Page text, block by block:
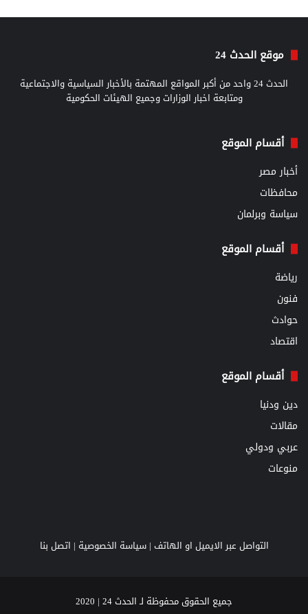
موقع الحدث 24
الحدث 24 واحد من أكبر المواقع المهتمة بالأخبار السياسية والاجتماعية
ومتابعة اخبار الوزارات وجميع الهيئات الحكومية
أقسام الموقع
أخبار مصر
محافظات
سياسة وبرلمان
أقسام الموقع
رياضة
فنون
حوادث
اقتصاد
أقسام الموقع
دين ودنيا
مقالات
عربي ودولي
منوعات
التواصل عبر الايميل او الهاتف |سياسة الخصوصية | اتصل بنا
جميع الحقوق محفوظة لـ الحدث 24 | 2020